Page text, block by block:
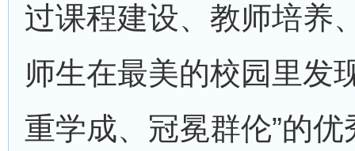
过课程建设、教师培养
师生在最美的校园里发
重学成、冠冕群伦”的